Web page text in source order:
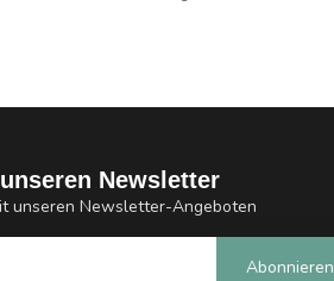
Newsletter
unseren Newsletter-Angeboten
Abonnieren